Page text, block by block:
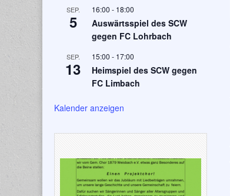
SEP.
5
16:00 - 18:00
Auswärtsspiel des SCW
gegen FC Lohrbach
SEP.
13
15:00 - 17:00
Heimspiel des SCW gegen
FC Limbach
Kalender anzeigen